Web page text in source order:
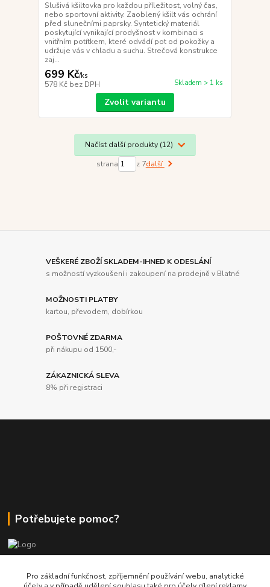
Slušivá kšiltovka pro každou příležitost, volný čas,
nebo sportovní aktivity. Zaoblený kšilt vás ochrání
před slunečními paprsky. Syntetický materiál
poskytující vynikající prodyšnost v kombinaci s
vnitřním potítkem, které odvádí pot od pokožky a
udržuje vás v chladu a suchu. Strečová konstrukce
zaj...
699 Kč/ks
578 Kč bez DPH Skladem > 1 ks
Zvolit variantu
Načíst další produkty (12)
strana z 7další
VEŠKERÉ ZBOŽÍ SKLADEM-IHNED K ODESLÁNÍ
s možností vyzkoušení i zakoupení na prodejně v Blatné
MOŽNOSTI PLATBY
kartou, převodem, dobírkou
POŠTOVNÉ ZDARMA
při nákupu od 1500,-
ZÁKAZNICKÁ SLEVA
8% při registraci
Potřebujete pomoc?
+420 380 830 198
Pro základní funkčnost, zpříjemnění používání webu, analytické